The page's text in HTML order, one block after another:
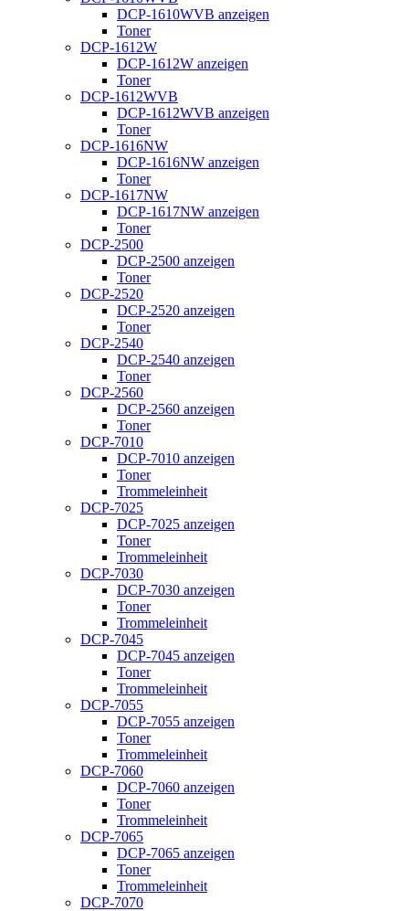
DCP-1610WVB anzeigen
Toner
DCP-1612W
DCP-1612W anzeigen
Toner
DCP-1612WVB
DCP-1612WVB anzeigen
Toner
DCP-1616NW
DCP-1616NW anzeigen
Toner
DCP-1617NW
DCP-1617NW anzeigen
Toner
DCP-2500
DCP-2500 anzeigen
Toner
DCP-2520
DCP-2520 anzeigen
Toner
DCP-2540
DCP-2540 anzeigen
Toner
DCP-2560
DCP-2560 anzeigen
Toner
DCP-7010
DCP-7010 anzeigen
Toner
Trommeleinheit
DCP-7025
DCP-7025 anzeigen
Toner
Trommeleinheit
DCP-7030
DCP-7030 anzeigen
Toner
Trommeleinheit
DCP-7045
DCP-7045 anzeigen
Toner
Trommeleinheit
DCP-7055
DCP-7055 anzeigen
Toner
Trommeleinheit
DCP-7060
DCP-7060 anzeigen
Toner
Trommeleinheit
DCP-7065
DCP-7065 anzeigen
Toner
Trommeleinheit
DCP-7070